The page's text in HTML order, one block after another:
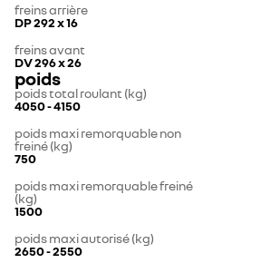
freins arrière
DP 292 x 16
freins avant
DV 296 x 26
poids
poids total roulant (kg)
4050 - 4150
poids maxi remorquable non
freiné (kg)
750
poids maxi remorquable freiné
(kg)
1500
poids maxi autorisé (kg)
2650 - 2550